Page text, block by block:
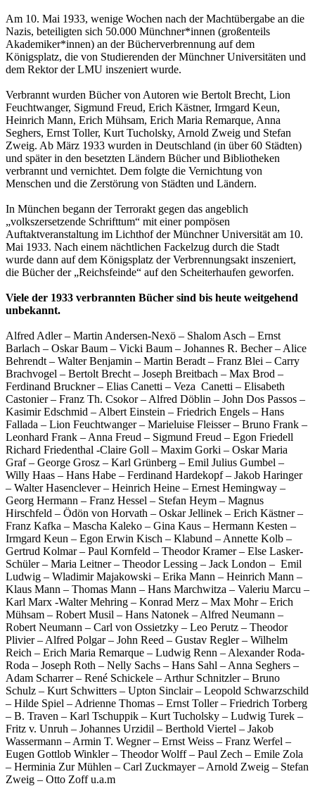
Am 10. Mai 1933, wenige Wochen nach der Machtübergabe an die
Nazis, beteiligten sich 50.000 Münchner*innen (großenteils
Akademiker*innen) an der Bücherverbrennung auf dem
Königsplatz, die von Studierenden der Münchner Universitäten und
dem Rektor der LMU inszeniert wurde.
Verbrannt wurden Bücher von Autoren wie Bertolt Brecht, Lion
Feuchtwanger, Sigmund Freud, Erich Kästner, Irmgard Keun,
Heinrich Mann, Erich Mühsam, Erich Maria Remarque, Anna
Seghers, Ernst Toller, Kurt Tucholsky, Arnold Zweig und Stefan
Zweig. Ab März 1933 wurden in Deutschland (in über 60 Städten)
und später in den besetzten Ländern Bücher und Bibliotheken
verbrannt und vernichtet. Dem folgte die Vernichtung von
Menschen und die Zerstörung von Städten und Ländern.
In München begann der Terrorakt gegen das angeblich
„volkszersetzende Schrifttum“ mit einer pompösen
Auftaktveranstaltung im Lichthof der Münchner Universität am 10.
Mai 1933. Nach einem nächtlichen Fackelzug durch die Stadt
wurde dann auf dem Königsplatz der Verbrennungsakt inszeniert,
die Bücher der „Reichsfeinde“ auf den Scheiterhaufen geworfen.
Viele der 1933 verbrannten Bücher sind bis heute weitgehend
unbekannt.
Alfred Adler – Martin Andersen-Nexö – Shalom Asch – Ernst
Barlach – Oskar Baum – Vicki Baum – Johannes R. Becher – Alice
Behrendt – Walter Benjamin – Martin Beradt – Franz Blei – Carry
Brachvogel – Bertolt Brecht – Joseph Breitbach – Max Brod –
Ferdinand Bruckner – Elias Canetti – Veza Canetti – Elisabeth
Castonier – Franz Th. Csokor – Alfred Döblin – John Dos Passos –
Kasimir Edschmid – Albert Einstein – Friedrich Engels – Hans
Fallada – Lion Feuchtwanger – Marieluise Fleisser – Bruno Frank –
Leonhard Frank – Anna Freud – Sigmund Freud – Egon Friedell
Richard Friedenthal -Claire Goll – Maxim Gorki – Oskar Maria
Graf – George Grosz – Karl Grünberg – Emil Julius Gumbel –
Willy Haas – Hans Habe – Ferdinand Hardekopf – Jakob Haringer
– Walter Hasenclever – Heinrich Heine – Ernest Hemingway –
Georg Hermann – Franz Hessel – Stefan Heym – Magnus
Hirschfeld – Ödön von Horvath – Oskar Jellinek – Erich Kästner –
Franz Kafka – Mascha Kaleko – Gina Kaus – Hermann Kesten –
Irmgard Keun – Egon Erwin Kisch – Klabund – Annette Kolb –
Gertrud Kolmar – Paul Kornfeld – Theodor Kramer – Else Lasker-
Schüler – Maria Leitner – Theodor Lessing – Jack London – Emil
Ludwig – Wladimir Majakowski – Erika Mann – Heinrich Mann –
Klaus Mann – Thomas Mann – Hans Marchwitza – Valeriu Marcu –
Karl Marx -Walter Mehring – Konrad Merz – Max Mohr – Erich
Mühsam – Robert Musil – Hans Natonek – Alfred Neumann –
Robert Neumann – Carl von Ossietzky – Leo Perutz – Theodor
Plivier – Alfred Polgar – John Reed – Gustav Regler – Wilhelm
Reich – Erich Maria Remarque – Ludwig Renn – Alexander Roda-
Roda – Joseph Roth – Nelly Sachs – Hans Sahl – Anna Seghers –
Adam Scharrer – René Schickele – Arthur Schnitzler – Bruno
Schulz – Kurt Schwitters – Upton Sinclair – Leopold Schwarzschild
– Hilde Spiel – Adrienne Thomas – Ernst Toller – Friedrich Torberg
– B. Traven – Karl Tschuppik – Kurt Tucholsky – Ludwig Turek –
Fritz v. Unruh – Johannes Urzidil – Berthold Viertel – Jakob
Wassermann – Armin T. Wegner – Ernst Weiss – Franz Werfel –
Eugen Gottlob Winkler – Theodor Wolff – Paul Zech – Emile Zola
– Herminia Zur Mühlen – Carl Zuckmayer – Arnold Zweig – Stefan
Zweig – Otto Zoff u.a.m